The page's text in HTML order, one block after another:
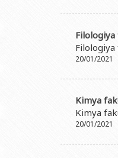
Filologiya
Filologiya
20/01/2021
Kimya
Kimya
20/01/2021